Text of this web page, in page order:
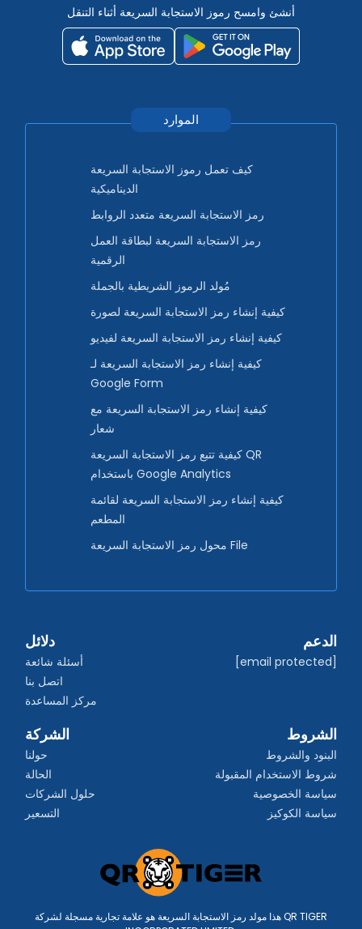
أنشئ وامسح رموز الاستجابة السريعة أثناء التنقل
الموارد
كيف تعمل رموز الاستجابة السريعة
الديناميكية
رمز الاستجابة السريعة متعدد الروابط
رمز الاستجابة السريعة لبطاقة العمل
الرقمية
مُولد الرموز الشريطية بالجملة
كيفية إنشاء رمز الاستجابة السريعة لصورة
كيفية إنشاء رمز الاستجابة السريعة لفيديو
كيفية إنشاء رمز الاستجابة السريعة لـ
Google Form
كيفية إنشاء رمز الاستجابة السريعة مع
شعار
كيفية تتبع رمز الاستجابة السريعة QR
باستخدام Google Analytics
كيفية إنشاء رمز الاستجابة السريعة لقائمة
المطعم
محول رمز الاستجابة السريعة File
دلائل
أسئلة شائعة
اتصل بنا
مركز المساعدة
الدعم
[email protected]
الشركة
حولنا
الحالة
حلول الشركات
التسعير
الشروط
البنود والشروط
شروط الاستخدام المقبولة
سياسة الخصوصية
سياسة الكوكيز
هذا مولد رمز الاستجابة السريعة هو علامة تجارية مسجلة لشركة QR TIGER